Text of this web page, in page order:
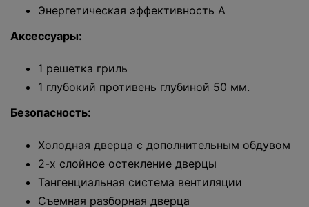
Энергетическая эффективность А
Аксессуары:
1 решетка гриль
1 глубокий противень глубиной 50 мм.
Безопасность:
Холодная дверца с дополнительным обдувом
2-х слойное остекление дверцы
Тангенциальная система вентиляции
Съемная разборная дверца